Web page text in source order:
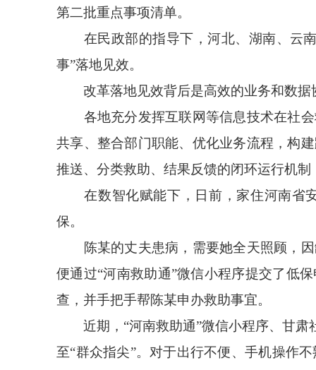
第二批重点事项清单。
在民政部的指导下，河北、湖南、云南
事”落地见效。
改革落地见效背后是高效的业务和数据
各地充分发挥互联网等信息技术在社会
共享、整合部门职能、优化业务流程，构
推送、分类救助、结果反馈的闭环运行机
在数智化赋能下，日前，家住河南省安
保。
陈某的丈夫患病，需要她全天照顾，因
便通过“河南救助通”微信小程序提交了低
查，并手把手帮陈某申办救助事宜。
近期，“河南救助通”微信小程序、甘肃
至“群众指尖”。对于出行不便、手机操作